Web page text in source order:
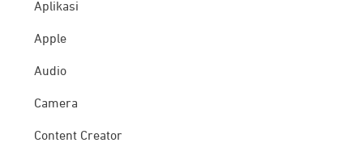
Aplikasi
Apple
Audio
Camera
Content Creator